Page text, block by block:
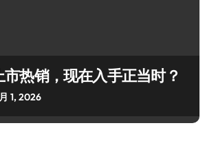
市热销，现在入手正当时？
1, 2026